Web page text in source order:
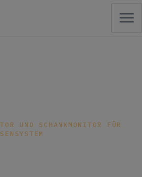
UND SCHANKMONITOR FÜR